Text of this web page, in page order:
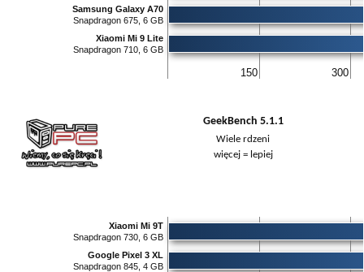
150 300
Samsung Galaxy A70
Snapdragon 675, 6 GB
Xiaomi Mi 9 Lite
Snapdragon 710, 6 GB
GeekBench 5.1.1
Wiele rdzeni
więcej = lepiej
Xiaomi Mi 9T
Snapdragon 730, 6 GB
Google Pixel 3 XL
Snapdragon 845, 4 GB